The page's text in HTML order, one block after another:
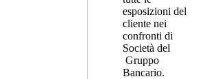
esposizioni del
cliente nei
confronti di
Società del
Gruppo
Bancario.